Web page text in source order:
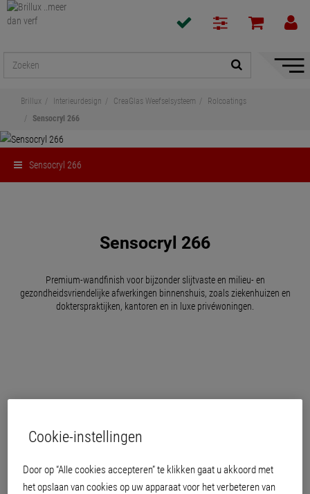
Brillux Interieurdesign CreaGlas Weefselsysteem
Rolcoatings
Sensocryl 266
Sensocryl 266
Sensocryl 266
Premium-wandfinish voor bijzonder slijtvaste en milieu- en
gezondheidsvriendelijke afwerkingen binnenshuis, zoals ziekenhuizen en
dokterspraktijken, kantoren en in luxe privéwoningen.
Cookie-instellingen
Door op “Alle cookies accepteren” te klikken gaat u akkoord met
het opslaan van cookies op uw apparaat voor het verbeteren van